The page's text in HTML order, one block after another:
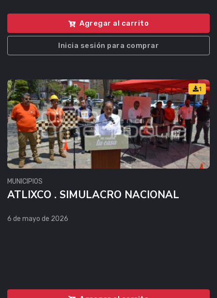
Agregar al carrito
Inicia sesión para comprar
1
MUNICIPIOS
ATLIXCO . SIMULACRO NACIONAL
6 de mayo de 2026